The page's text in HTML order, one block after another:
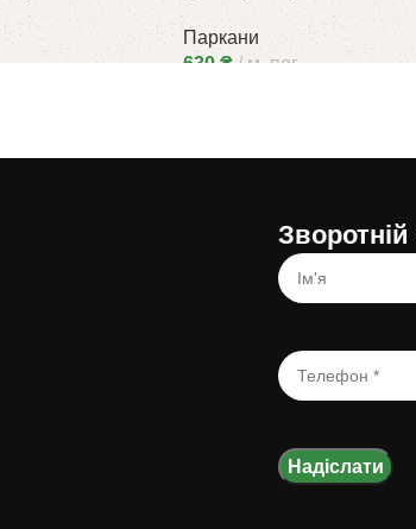
Паркани
630₴ м. пог.
Зворотній